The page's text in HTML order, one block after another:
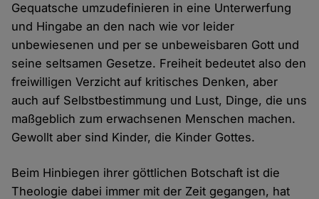
Gequatsche umzudefinieren in eine Unterwerfung
und Hingabe an den nach wie vor leider
unbewiesenen und per se unbeweisbaren Gott und
seine seltsamen Gesetze. Freiheit bedeutet also den
freiwilligen Verzicht auf kritisches Denken, aber
auch auf Selbstbestimmung und Lust, Dinge, die uns
maßgeblich zum erwachsenen Menschen machen.
Gewollt aber sind Kinder, die Kinder Gottes.
Beim Hinbiegen ihrer göttlichen Botschaft ist die
Theologie dabei immer mit der Zeit gegangen, hat